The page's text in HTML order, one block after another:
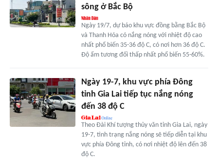
sông ở Bắc Bộ
Ngày 19/7, dự báo khu vực đồng bằng Bắc Bộ
và Thanh Hóa có nắng nóng với nhiệt độ cao
nhất phổ biến 35-36 độ C, có nơi hơn 36 độ C.
Độ ẩm tương đối thấp nhất phổ biến 55-60%.
Ngày 19-7, khu vực phía Đông
tỉnh Gia Lai tiếp tục nắng nóng
đến 38 độ C
Theo Đài Khí tượng thủy văn tỉnh Gia Lai, ngày
19-7, tình trạng nắng nóng sẽ tiếp diễn tại khu
vực phía Đông tỉnh, có nơi nhiệt độ lên đến 38
độ C.